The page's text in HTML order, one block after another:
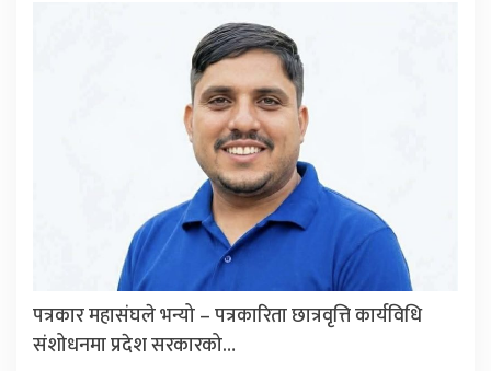
पत्रकार महासंघले भन्यो – पत्रकारिता छात्रवृत्ति कार्यविधि
संशोधनमा प्रदेश सरकारको…